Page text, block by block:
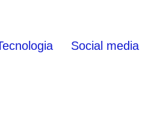
Social media